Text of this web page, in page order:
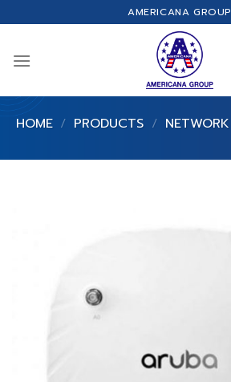
to
AMERICANA GROUP
HOME / PRODUCTS / NETWORK